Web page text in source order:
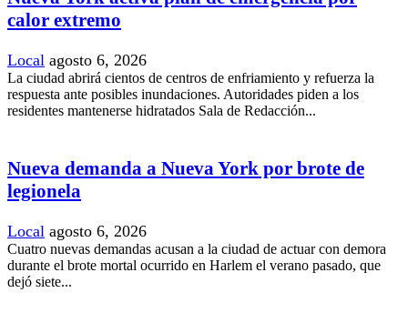
calor extremo
Local agosto 6, 2026
La ciudad abrirá cientos de centros de enfriamiento y refuerza la
respuesta ante posibles inundaciones. Autoridades piden a los
residentes mantenerse hidratados Sala de Redacción...
Nueva demanda a Nueva York por brote de
legionela
Local agosto 6, 2026
Cuatro nuevas demandas acusan a la ciudad de actuar con demora
durante el brote mortal ocurrido en Harlem el verano pasado, que
dejó siete...